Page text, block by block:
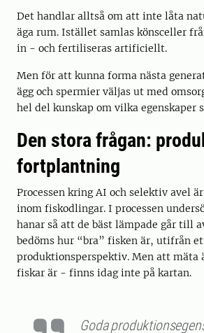
Det handlar alltså om att inte låta
äga rum. Istället samlas könsceller
in - och fertiliseras artificiellt.
Men för att kunna forma nästa
ägg och spermier väljas ut med
hel del kunskap om vilka egenskaper
Den stora frågan:
fortplantning
Processen kring AI och selektiv avel
inom fiskodlingar. I processen
hanar så att de bäst lämpade går till
bedöms hur “bra” fisken är, utifrån
produktionsperspektiv. Men att mäta
fiskar är - finns idag inte på kartan.
Goda